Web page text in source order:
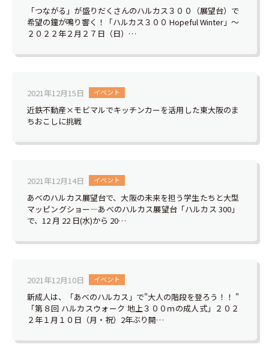
「つながる」が盛りだくさんのハルカス３００（展望台）で
希望の鐘が鳴り響く！「ハルカス３００ Hopeful Winter」～
２０２２年２月２７日（日）…
2021年12月15日 イベント
近鉄不動産×モビマルでキッチンカーを活用した東大阪のま
ちおこしに挑戦
2021年12月14日 イベント
あべのハルカス展望台で、大阪の未来を担う学生たちと大型
マッピングショー―あべのハルカス展望台「ハルカス 300」
で、12 月 22 日(水)から 20…
2021年12月10日 イベント
新成人は、「あべのハルカス」で"大人の階段を登ろう！！ "
「第８回 ハルカスウォーク 地上３００ｍの成人式」２０２
２年１月１０日（月・祝）2年ぶり開…